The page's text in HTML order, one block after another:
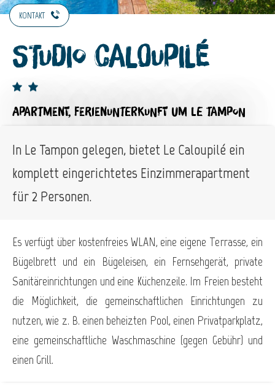
KONTAKT
Studio Caloupilé
APARTMENT, FERIENUNTERKUNFT UM LE TAMPON
In Le Tampon gelegen, bietet Le Caloupilé ein
komplett eingerichtetes Einzimmerapartment
für 2 Personen.
Es verfügt über kostenfreies WLAN, eine eigene Terrasse, ein
Bügelbrett und ein Bügeleisen, ein Fernsehgerät, private
Sanitäreinrichtungen und eine Küchenzeile. Im Freien besteht
die Möglichkeit, die gemeinschaftlichen Einrichtungen zu
nutzen, wie z. B. einen beheizten Pool, einen Privatparkplatz,
eine gemeinschaftliche Waschmaschine (gegen Gebühr) und
einen Grill.